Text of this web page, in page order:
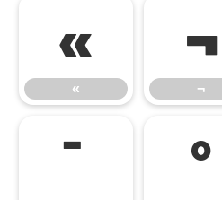
«
«
¬
¬
¯ °